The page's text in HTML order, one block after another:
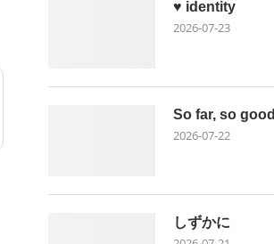
♥ identity
2026-07-23
So far, so good
2026-07-22
しずかに